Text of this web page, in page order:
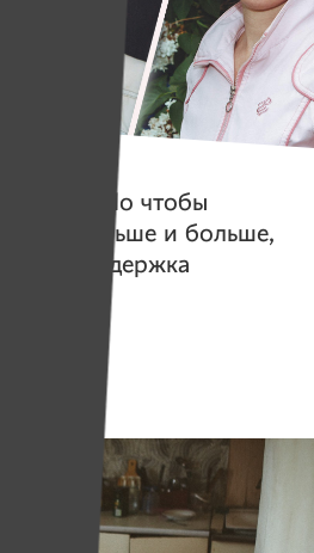
Но чтобы
дальше и больше,
поддержка